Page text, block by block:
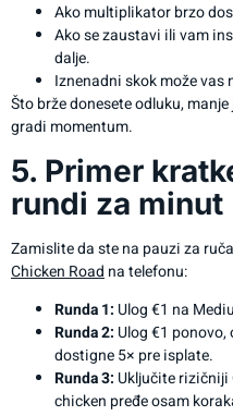
Ako multiplikator brzo
Ako se zaustavi ili vam
dalje.
Iznenadni skok može vas
Što brže donesete odluku,
gradi momentum.
5. Primer
rundi za minut
Zamislite da ste na pauzi za
Chicken Road na telefonu:
Runda 1: Ulog €1 na
Runda 2: Ulog €1
dostigne 5× pre isplate.
Runda 3: Uključite rizičniji
chicken pređe osam